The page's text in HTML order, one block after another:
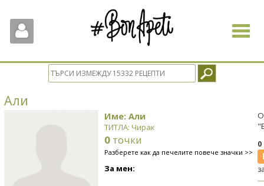
Toggle
Али
Име: Али
ТИТЛА: Чирак
0 точки
Разберете как да печелите повече значки >>
За мен: